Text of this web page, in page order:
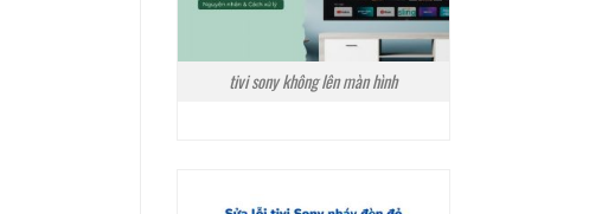
tivi sony không lên màn hình